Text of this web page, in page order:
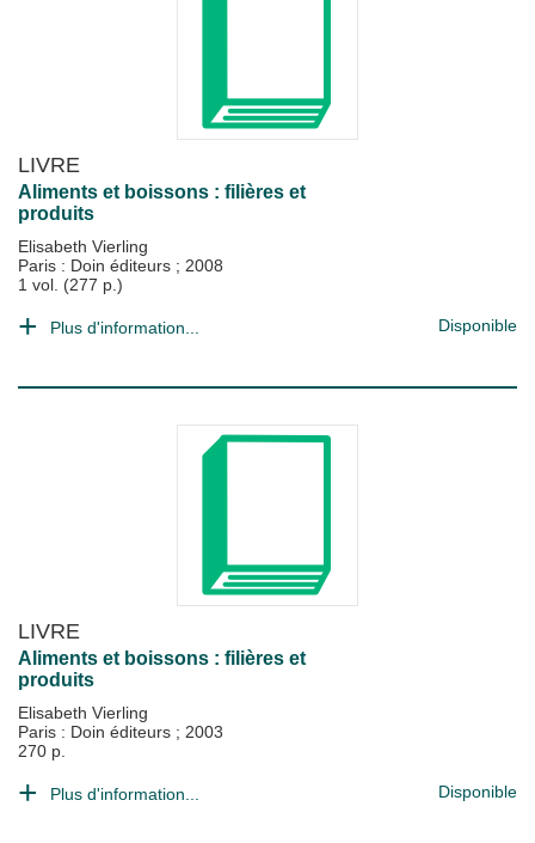
LIVRE
Aliments et boissons : filières et
produits
Elisabeth Vierling
Paris : Doin éditeurs ; 2008
1 vol. (277 p.)
Plus d'information... Disponible
LIVRE
Aliments et boissons : filières et
produits
Elisabeth Vierling
Paris : Doin éditeurs ; 2003
270 p.
Plus d'information... Disponible